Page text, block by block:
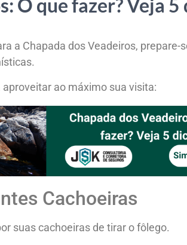
O que fazer? Veja 5
a Chapada dos Veadeiros, prepare-
ao máximo sua visita:
Cachoeiras
suas cachoeiras de tirar o fôlego.